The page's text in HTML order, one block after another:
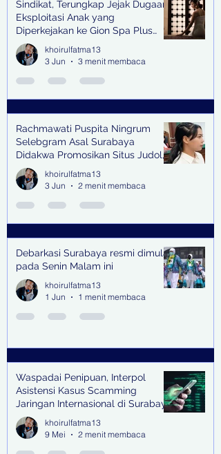
Sindikat, Terungkap Jejak Dugaan
Eksploitasi Anak yang
Diperkejakan ke Gion Spa Plus
and Pub Surabaya,
khoirulfatma13
3 Jun
3 menit membaca
Rachmawati Puspita Ningrum
Selebgram Asal Surabaya
Didakwa Promosikan Situs Judol,
Raup Rp2 Juta dari Tiga Kali
Endorse
khoirulfatma13
3 Jun
2 menit membaca
Debarkasi Surabaya resmi dimulai
pada Senin Malam ini
khoirulfatma13
1 Jun
1 menit membaca
Waspadai Penipuan, Interpol
Asistensi Kasus Scamming
Jaringan Internasional di Surabaya
khoirulfatma13
9 Mei
2 menit membaca